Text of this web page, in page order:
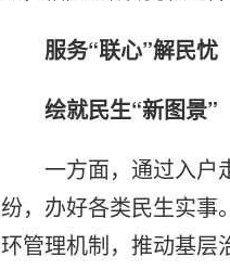
服务“联心”解民忧
绘就民生“新图景”
一方面，通过入户
纷，办好各类民生实
环管理机制，推动基层